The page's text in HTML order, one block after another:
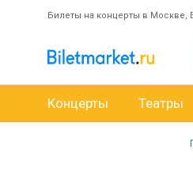
Билеты на концерты в Москве,
Концерты Театры